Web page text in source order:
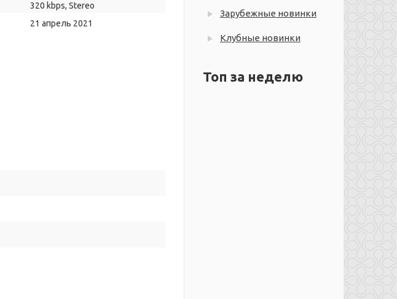
320 kbps, Stereo
21 апрель 2021
Зарубежные новинки
Клубные новинки
Топ за неделю